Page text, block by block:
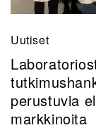
Uutiset
perustuvia
markkinoita